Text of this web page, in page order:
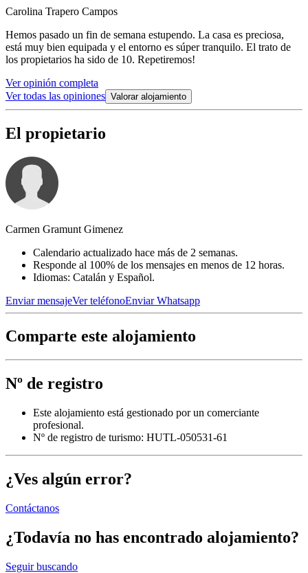
Carolina Trapero Campos
Hemos pasado un fin de semana estupendo. La casa es preciosa,
está muy bien equipada y el entorno es súper tranquilo. El trato de
los propietarios ha sido de 10. Repetiremos!
Ver opinión completa
Ver todas las opiniones Valorar alojamiento
El propietario
Carmen Gramunt Gimenez
Calendario actualizado hace más de 2 semanas.
Responde al 100% de los mensajes en menos de 12 horas.
Idiomas: Catalán y Español.
Enviar mensajeVer teléfonoEnviar Whatsapp
Comparte este alojamiento
Nº de registro
Este alojamiento está gestionado por un comerciante
profesional.
Nº de registro de turismo: HUTL-050531-61
¿Ves algún error?
Contáctanos
¿Todavía no has encontrado alojamiento?
Seguir buscando